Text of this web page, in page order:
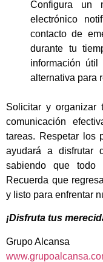
Configura un
electrónico
contacto de
durante tu
información
alternativa para
Solicitar y organizar
comunicación
tareas. Respetar los
ayudará a disfrutar
sabiendo que todo
Recuerda que
y listo para enfrentar
¡Disfruta tus
Grupo Alcansa